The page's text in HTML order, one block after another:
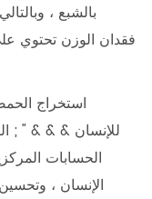
بالشبع ،
فقدان الوزن تحتوي
استخراج
للإنسان & & & " ;
الحسابات
الإنسان ،